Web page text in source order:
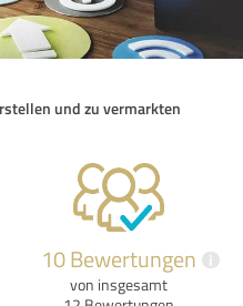
und zu vermarkten
10 Bewertungen i
von insgesamt